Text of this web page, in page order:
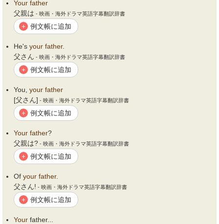
Your father
父親は - 映画・海外ドラマ英語字幕翻訳辞書
+ 例文帳に追加
He's your father.
父さん - 映画・海外ドラマ英語字幕翻訳辞書
+ 例文帳に追加
You, your father
[父さん] - 映画・海外ドラマ英語字幕翻訳辞書
+ 例文帳に追加
Your father?
父親は? - 映画・海外ドラマ英語字幕翻訳辞書
+ 例文帳に追加
Of your father.
父さん! - 映画・海外ドラマ英語字幕翻訳辞書
+ 例文帳に追加
Your father...